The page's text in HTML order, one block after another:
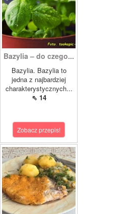
Bazylia – do czego...
Bazylia. Bazylia to
jedna z najbardziej
charakterystycznych...
⇖ 14
Zobacz przepis!